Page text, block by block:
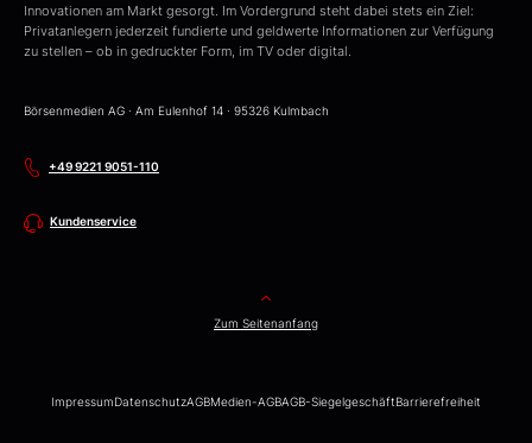
Innovationen am Markt gesorgt. Im Vordergrund steht dabei stets ein Ziel:
Privatanlegern jederzeit fundierte und geldwerte Informationen zur Verfügung
zu stellen – ob in gedruckter Form, im TV oder digital.
Börsenmedien AG · Am Eulenhof 14 · 95326 Kulmbach
+49 9221 9051-110
Kundenservice
Zum Seitenanfang
ImpressumDatenschutzAGBMedien-AGBAGB-SiegelgeschäftBarrierefreiheit